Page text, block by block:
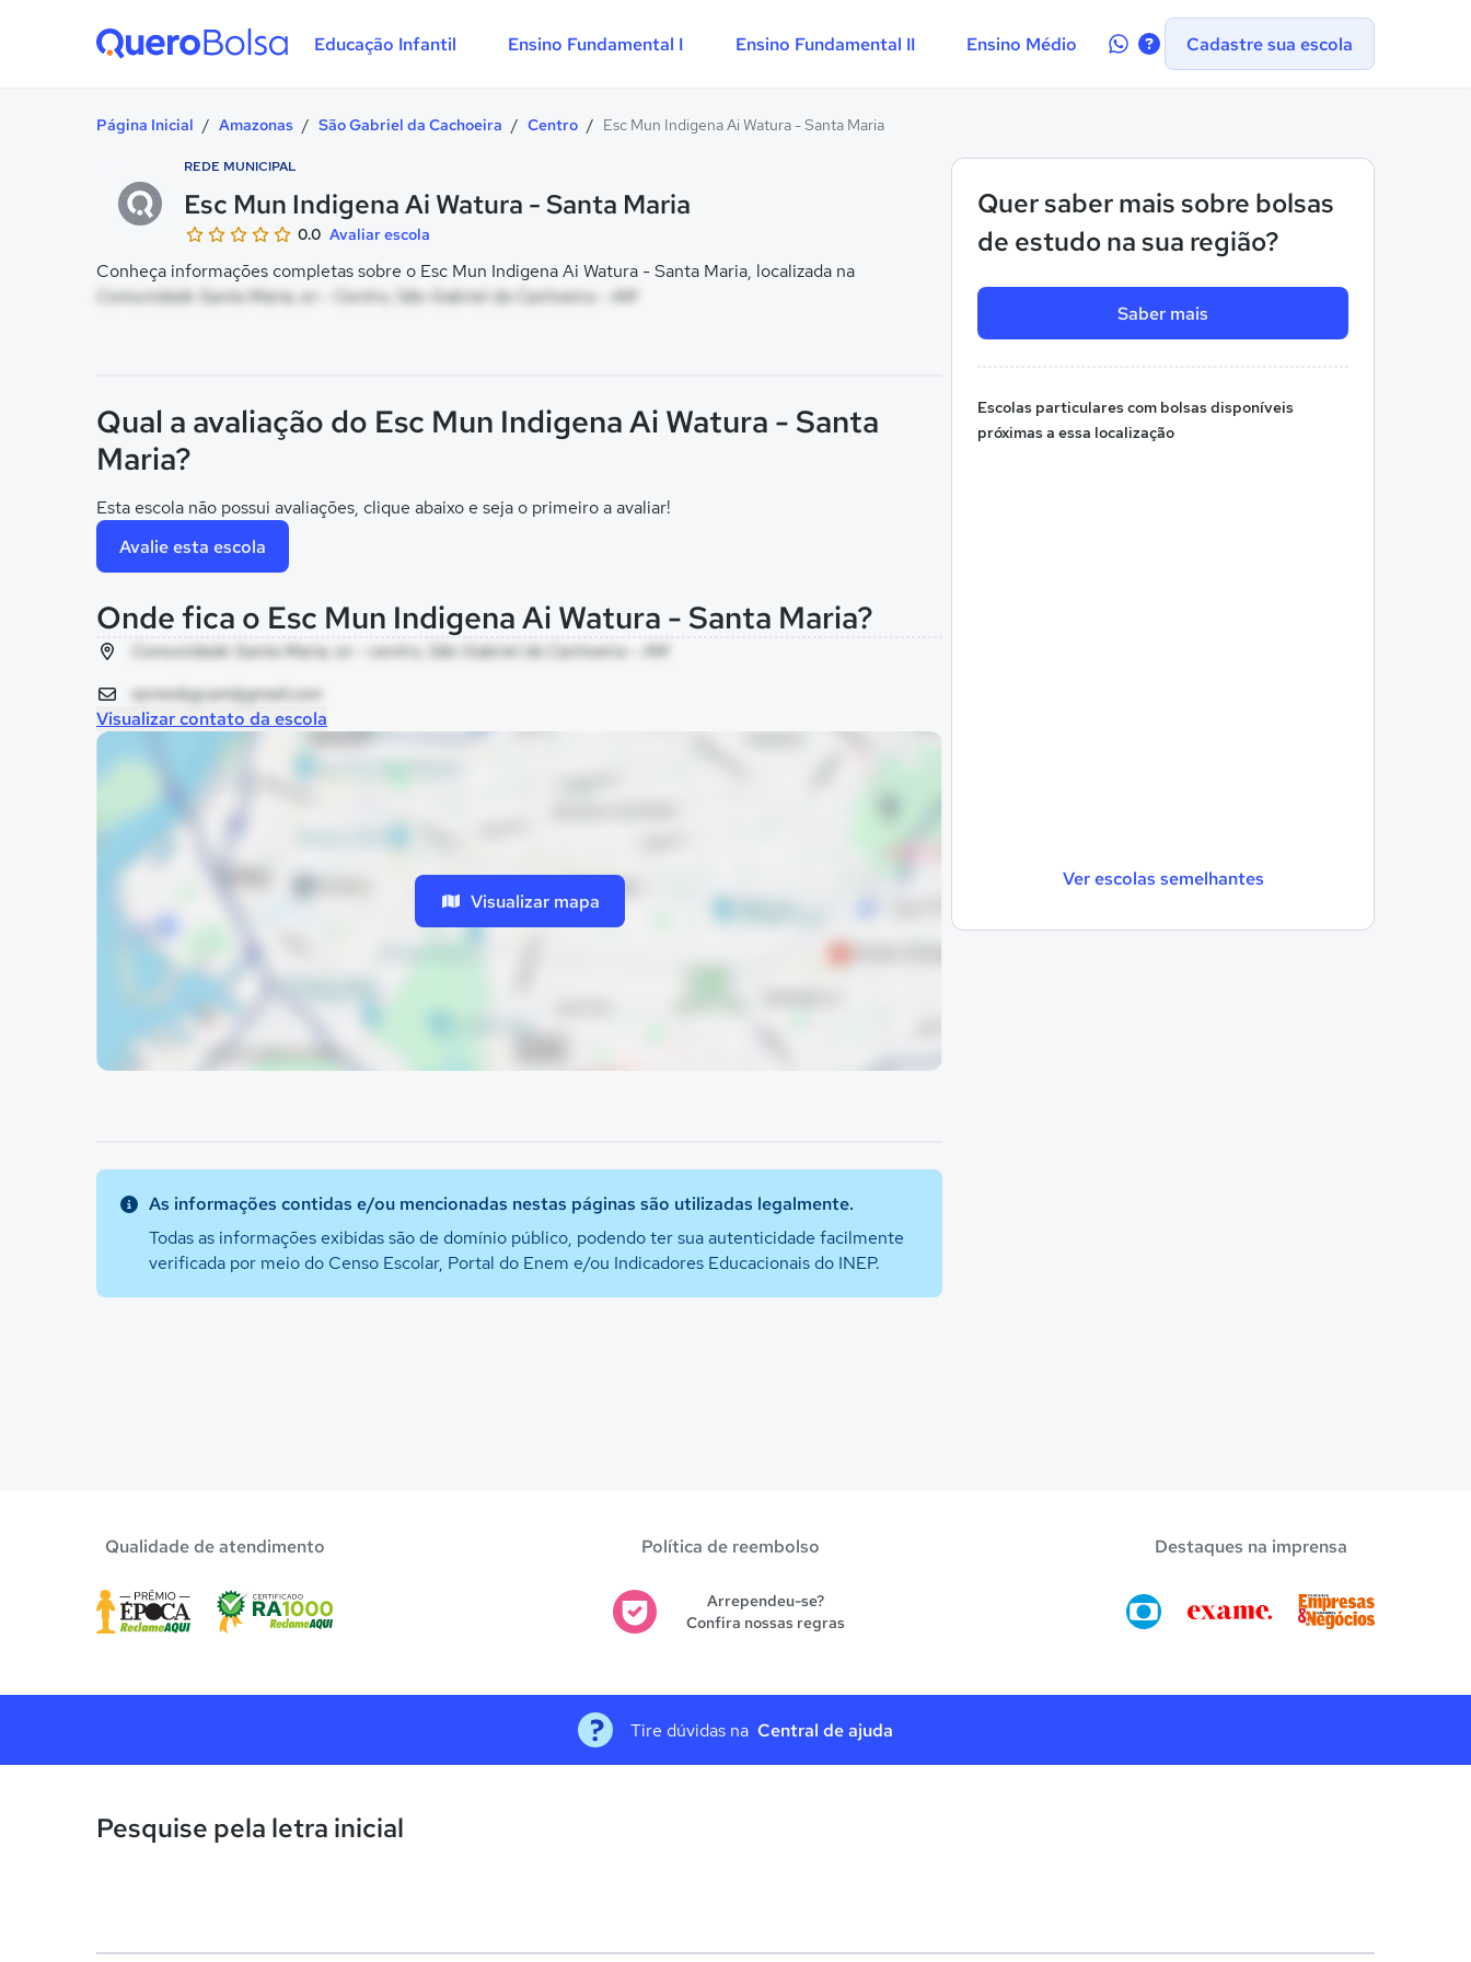
Educação Infantil Ensino Fundamental I Ensino Fundamental II Ensino Médio
Contate-Cadastre sua escola
Página Inicial / Amazonas / São Gabriel da Cachoeira / Centro / Esc Mun Indigena Ai Watura - Santa Maria
REDE MUNICIPAL
Esc Mun Indigena Ai Watura - Santa Maria
0.0 Avaliar escola
Conheça informações completas sobre o Esc Mun Indigena Ai Watura - Santa Maria, localizada na
Comunidade Santa Maria, sn - Centro, São Gabriel da Cachoeira - AM
Quer saber mais sobre bolsas
de estudo na sua região?
Saber mais
Escolas particulares com bolsas disponíveis
próximas a essa localização
Ver escolas semelhantes
Qual a avaliação do Esc Mun Indigena Ai Watura - Santa
Maria?
Esta escola não possui avaliações, clique abaixo e seja o primeiro a avaliar!
Avalie esta escola
Onde fica o Esc Mun Indigena Ai Watura - Santa Maria?
Comunidade Santa Maria, sn - centro, São Gabriel da Cachoeira - AM
semedsgcam@gmail.com
Visualizar contato da escola
Visualizar mapa
As informações contidas e/ou mencionadas nestas páginas são utilizadas legalmente.
Todas as informações exibidas são de domínio público, podendo ter sua autenticidade facilmente
verificada por meio do Censo Escolar, Portal do Enem e/ou Indicadores Educacionais do INEP.
Qualidade de atendimento Política de reembolso
Arrependeu-se?
Confira nossas regras
Destaques na imprensa
Tire dúvidas na Central de ajuda
Pesquise pela letra inicial